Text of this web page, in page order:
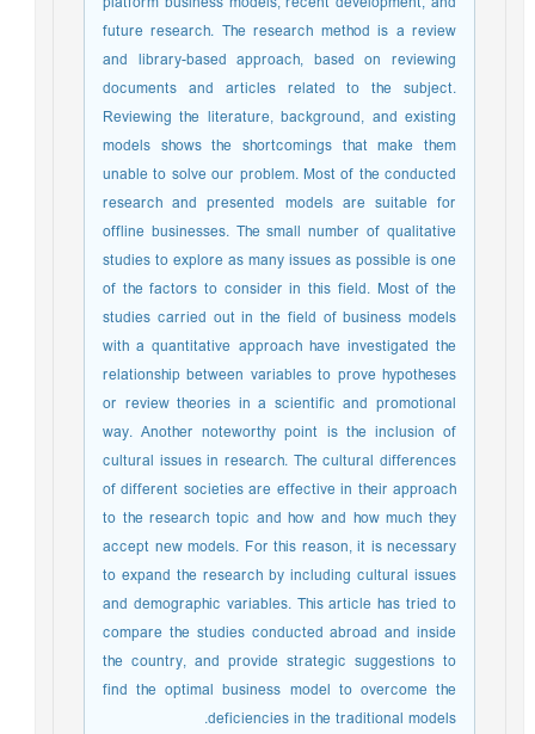
future research. The research method is a review
and library-based approach, based on reviewing
documents and articles related to the subject.
Reviewing the literature, background, and existing
models shows the shortcomings that make them
unable to solve our problem. Most of the conducted
research and presented models are suitable for
offline businesses. The small number of qualitative
studies to explore as many issues as possible is one
of the factors to consider in this field. Most of the
studies carried out in the field of business models
with a quantitative approach have investigated the
relationship between variables to prove hypotheses
or review theories in a scientific and promotional
way. Another noteworthy point is the inclusion of
cultural issues in research. The cultural differences
of different societies are effective in their approach
to the research topic and how and how much they
accept new models. For this reason, it is necessary
to expand the research by including cultural issues
and demographic variables. This article has tried to
compare the studies conducted abroad and inside
the country, and provide strategic suggestions to
find the optimal business model to overcome the
deficiencies in the traditional models.